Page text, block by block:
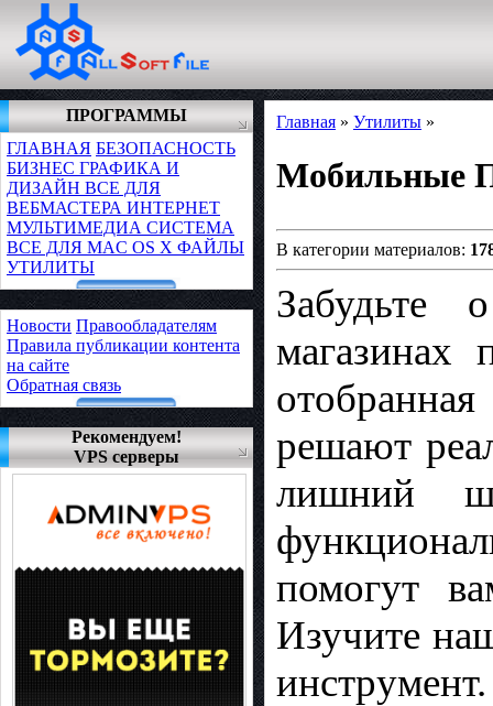
ПРОГРАММЫ
ГЛАВНАЯ БЕЗОПАСНОСТЬ
БИЗНЕС ГРАФИКА И
ДИЗАЙН ВСЕ ДЛЯ
ВЕБМАСТЕРА ИНТЕРНЕТ
МУЛЬТИМЕДИА СИСТЕМА
ВСЕ ДЛЯ MAC OS X ФАЙЛЫ
УТИЛИТЫ
Новости Правообладателям
Правила публикации контента
на сайте
Обратная связь
Рекомендуем!
VPS серверы
Главная » Утилиты »
Мобильные
В категории материалов:
Забудьте
решают
лишний
помогут
Изучите